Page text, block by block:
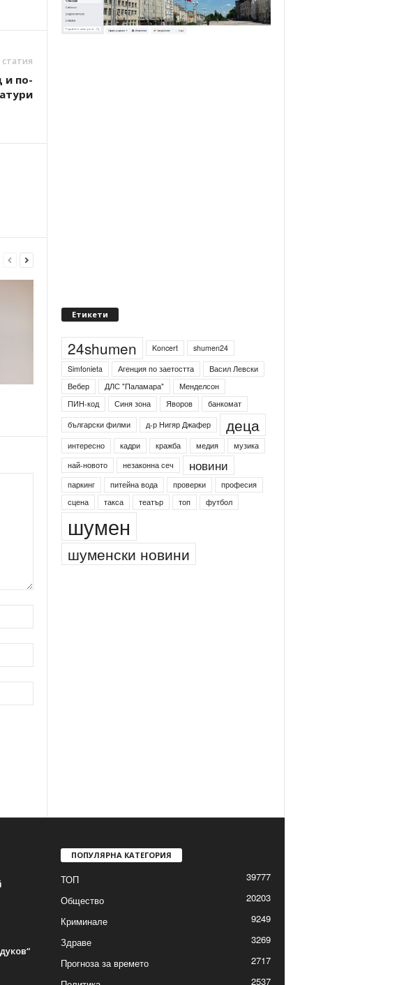
и по-
Етикети
24shumen Koncert
shumen24
Simfonieta
Агенция по заетостта
Васил Левски
Вебер
ДЛС "Паламара"
Менделсон
ПИН-код
Синя зона Яворов
банкомат
български филми
д-р Нигяр Джафер деца
интересно кадри кражба медия
музика
най-новото
незаконна сеч новини
паркинг питейна вода проверки
професия
сцена
такса театър топ футбол
шумен
шуменски новини
ПОПУЛЯРНА КАТЕГОРИЯ
ТОП
39777
Общество
20203
Криминале
9249
Здраве
3269
Прогноза за времето
2717
2537